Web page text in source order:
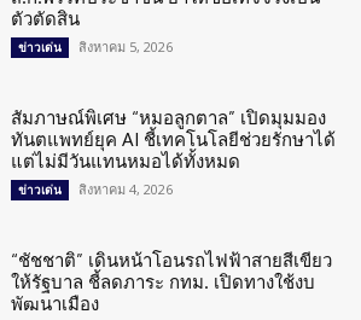
ตัวตัดสิน
ข่าวเด่น สิงหาคม 5, 2026
สัมภาษณ์พิเศษ “หมอลูกตาล” เปิดมุมมอง
ทันตแพทย์ยุค AI ชี้เทคโนโลยีช่วยรักษาได้
แต่ไม่มีวันแทนหมอได้ทั้งหมด
ข่าวเด่น สิงหาคม 4, 2026
“ชัชชาติ” เดินหน้าโอนรถไฟฟ้าสายสีเขียว
ให้รัฐบาล ชี้ลดภาระ กทม. เปิดทางใช้งบ
พัฒนาเมือง